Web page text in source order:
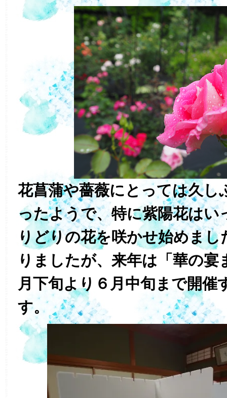
花菖蒲や薔薇にとっては久し
ったようで、特に紫陽花はい
りどりの花を咲かせ始めま
りましたが、来年は「華の宴
月下旬より６月中旬まで開催
す。